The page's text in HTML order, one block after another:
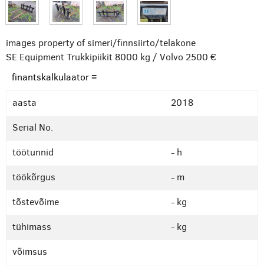
images property of simeri/finnsiirto/telakone
SE Equipment Trukkipiikit 8000 kg / Volvo 2500 €
finantskalkulaator ≡
aasta
2018
Serial No.
töötunnid
- h
töökõrgus
- m
tõstevõime
- kg
tühimass
- kg
võimsus